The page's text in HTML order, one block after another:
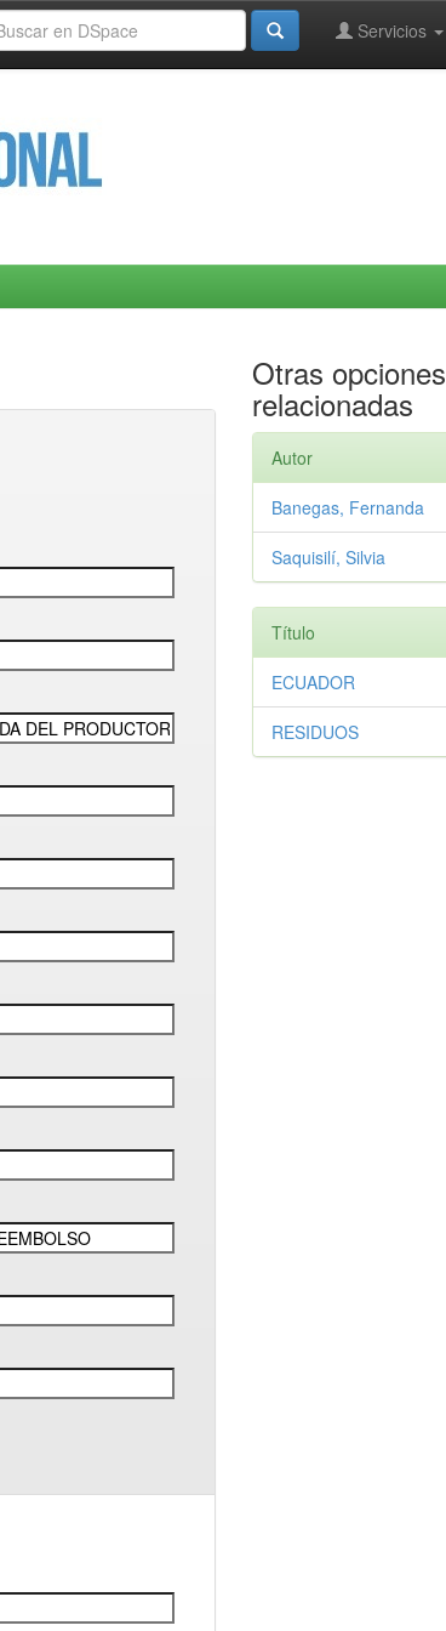
Servicios
Otras opciones
relacionadas
Autor
Banegas, Fernanda
Saquisilí, Silvia
Título
ECUADOR
RESIDUOS